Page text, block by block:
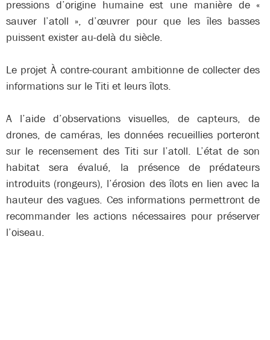
pressions d’origine humaine est une manière de «
sauver l’atoll », d’œuvrer pour que les îles basses
puissent exister au-delà du siècle.
Le projet À contre-courant ambitionne de collecter des
informations sur le Titi et leurs îlots.
A l’aide d’observations visuelles, de capteurs, de
drones, de caméras, les données recueillies porteront
sur le recensement des Titi sur l’atoll. L’état de son
habitat sera évalué, la présence de prédateurs
introduits (rongeurs), l’érosion des îlots en lien avec la
hauteur des vagues. Ces informations permettront de
recommander les actions nécessaires pour préserver
l’oiseau.